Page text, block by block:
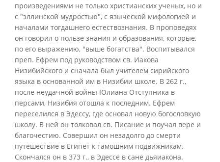
произведениями не только христианских ученых, но и
с "эллинской мудростью", с языческой мифологией и
началами тогдашнего естествознания. В проповедях
он говорил о пользе знания и образования, которые,
по его выражению, "выше богатства". Воспитывался
преп. Ефрем под руководством св. Иакова
Низибийского и сначала был учителем сирийского
языка в основанной им в Низибии школе. В 262 г.,
после неудачной войны Юлиана Отступника в
персами, Низибия отошла к последним. Ефрем
переселился в Эдессу, где основал новую богословкую
школу. В ней он толковал св. Писание и поучал вере и
благочестию. Совершил он незадолго до смерти
путешествие в Египет к тамошним подвижникам.
Скончался он в 373 г., в Эдессе в сане дьяиакона.